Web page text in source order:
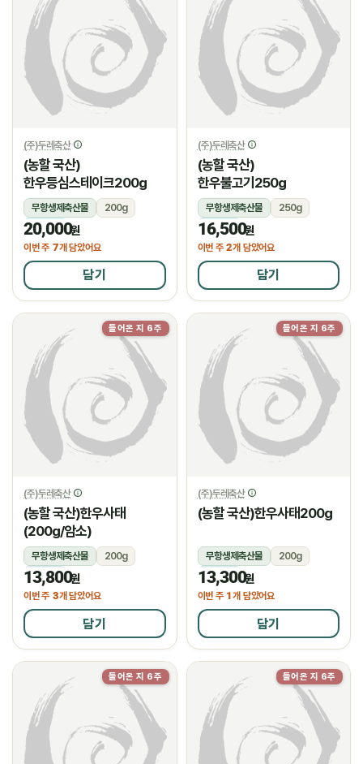
(주)두레축산
(농할 국산)
한우등심스테이크200g
무항생제축산물
200g
냉장
20,000원
이번 주 7개 담았어요
담기
(주)두레축산
(농할 국산)
한우불고기250g
무항생제축산물
250g
냉장
16,500원
이번 주 2개 담았어요
담기
들어온 지 6주
(주)두레축산
(농할 국산)한우사태
(200g/암소)
무항생제축산물
200g
냉장
13,800원
이번 주 3개 담았어요
담기
들어온 지 6주
(주)두레축산
(농할 국산)한우사태200g
무항생제축산물
200g
냉장
13,300원
이번 주 1개 담았어요
담기
들어온 지 6주 들어온 지 6주